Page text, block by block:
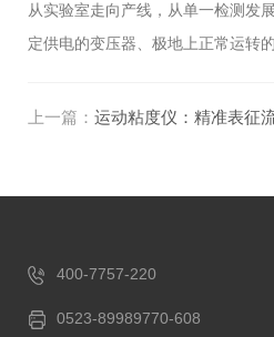
从实验室走向产线，从单一检测发
定供电的变压器、极地上正常运转
上一篇： 运动粘度仪：精准表征
400-7757-220
0523-89989770-608